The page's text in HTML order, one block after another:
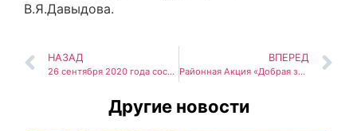
В.Я.Давыдова.
НАЗАД
26 сентября 2020 года состоялось торжественное открытие первого в Республике Саха (Якутия) Центра цифрового образования детей «IT-Куб»
ВПЕРЕД
Районная Акция «Добрая зима РДШ» посвященная Году Здоровья в РС(Я)
Другие новости